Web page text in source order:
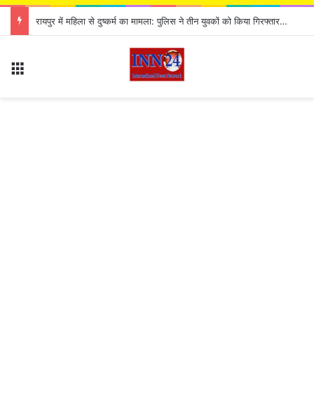
CG Road Accident: रॉयल बस और ट्रक में भीषण टक्कर, हादसे में 12 यात्री गंभीर रूप से घायल